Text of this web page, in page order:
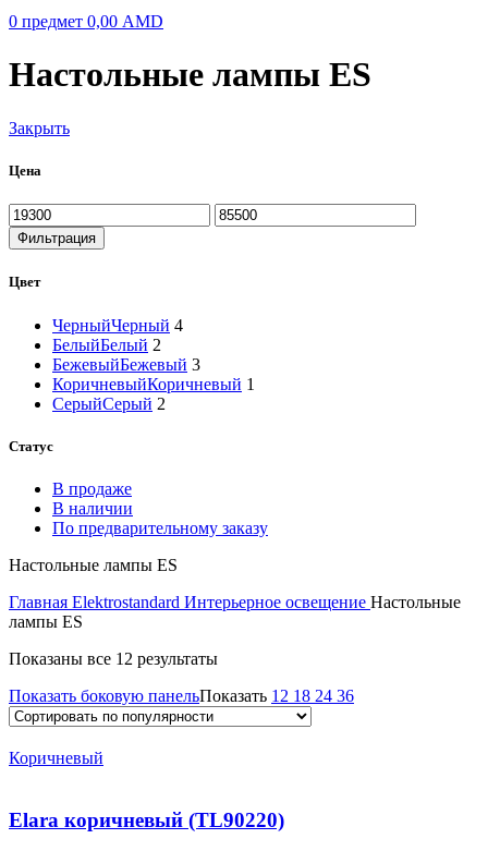
0 предмет 0,00 AMD
Настольные лампы ES
Закрыть
Цена
Минимальная
цена
Максимальная
цена
Фильтрация
Цвет
ЧерныйЧерный 4
БелыйБелый 2
БежевыйБежевый 3
КоричневыйКоричневый 1
СерыйСерый 2
Статус
В продаже
В наличии
По предварительному заказу
Настольные лампы ES
Главная Elektrostandard Интерьерное освещение Настольные
лампы ES
Показаны все 12 результатыСортировка:
популярности
Показать боковую панельПоказать 12 18 24 36
Коричневый
Elara коричневый (TL90220)